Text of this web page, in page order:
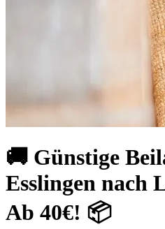
🚚 Günstige
Esslingen nach
Ab 40€! 📦